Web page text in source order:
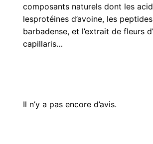
composants naturels dont les
lesprotéines d’avoine, les
barbadense, et l’extrait de fleurs
capillaris…
Il n’y a pas encore d’avis.